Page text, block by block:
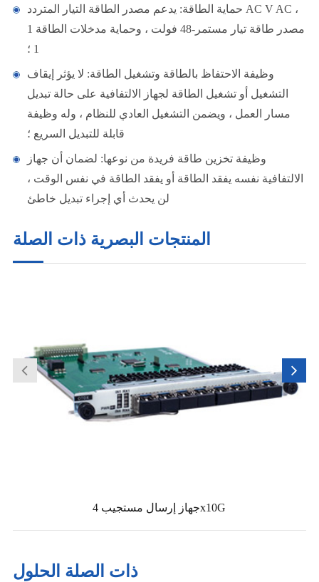
حماية الطاقة: يدعم مصدر الطاقة التيار المتردد AC V AC ،
مصدر طاقة تيار مستمر-48 فولت ، وحماية مدخلات الطاقة 1
1 ؛
وظيفة الاحتفاظ بالطاقة وتشغيل الطاقة: لا يؤثر إيقاف
التشغيل أو تشغيل الطاقة لجهاز الالتفافية على حالة تبديل
مسار العمل ، ويضمن التشغيل العادي للنظام ، وله وظيفة
قابلة للتبديل السريع ؛
وظيفة تخزين طاقة فريدة من نوعها: لضمان أن جهاز
الالتفافية نفسه يفقد الطاقة أو يفقد الطاقة في نفس الوقت ،
لن يحدث أي إجراء تبديل خاطئ
المنتجات البصرية ذات الصلة
جهاز إرسال مستجيب 4x10G
ذات الصلة الحلول